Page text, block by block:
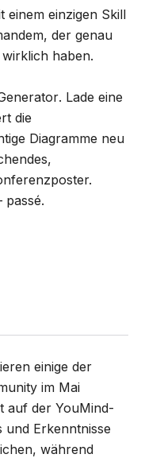
einem einzigen Skill
der genau
haben.
. Lade eine
die
Diagramme neu
passé.
einige der
im Mai
auf der YouMind-
und Erkenntnisse
während